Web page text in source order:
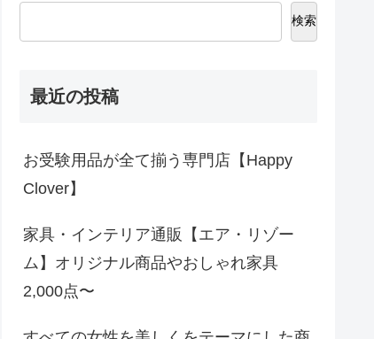
検索
最近の投稿
お受験用品が全て揃う専門店【Happy
Clover】
家具・インテリア通販【エア・リゾー
ム】オリジナル商品やおしゃれ家具
2,000点〜